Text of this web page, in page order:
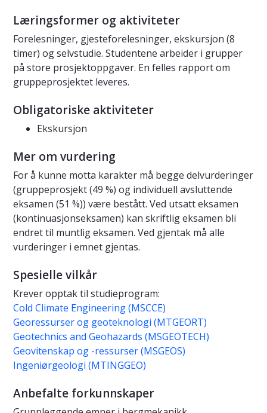
Læringsformer og aktiviteter
Forelesninger, gjesteforelesninger, ekskursjon (8
timer) og selvstudie. Studentene arbeider i grupper
på store prosjektoppgaver. En felles rapport om
gruppeprosjektet leveres.
Obligatoriske aktiviteter
Ekskursjon
Mer om vurdering
For å kunne motta karakter må begge delvurderinger
(gruppeprosjekt (49 %) og individuell avsluttende
eksamen (51 %)) være bestått. Ved utsatt eksamen
(kontinuasjonseksamen) kan skriftlig eksamen bli
endret til muntlig eksamen. Ved gjentak må alle
vurderinger i emnet gjentas.
Spesielle vilkår
Krever opptak til studieprogram:
Cold Climate Engineering (MSCCE)
Georessurser og geoteknologi (MTGEORT)
Geotechnics and Geohazards (MSGEOTECH)
Geovitenskap og -ressurser (MSGEOS)
Ingeniørgeologi (MTINGGEO)
Anbefalte forkunnskaper